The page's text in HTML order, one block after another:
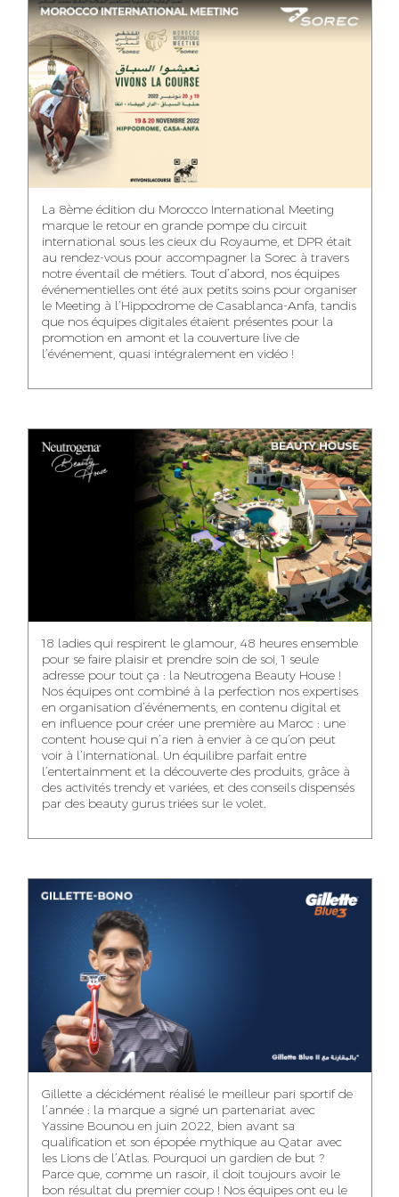
ASMAA MAZZI
ACCOUNT
DIRECTOR
TAHA EL BEIDORI
ART DIRECTOR
FINANCIAL
MANAGER
ACCOUNT
MANAGER
BOUDAR
ART DIRECTOR
FATIMA ZAHRA
DEBBAGH
ACCOUNT
MOHAMED
HARRATIA
DIGITAL MANAGER
NABILA SAMOUN
MEDIA ANALYST
GHITA EL ARABI
EZZAKI SALMA
ACCOUNT
MANAGER
ANASS ELRHAZI
EDITORIAL
MANAGER AND
CONTENT
YAHYA LOULIDI
MEDIA RELATIONS
MANAGER
NIAMA EL YOSSRI
DIGITAL MANAGER
WA-IL ZRYOUIL
PUBLIC RELATIONS
CONSULTANT
NOUREDDINE
SAMADI
ART DIRECTOR
MOHAMED
LEHMOUM
ART DIRECTOR
MEHDI ZERRAD
MANAGER
CHAIMAA
DIGITAL MANAGER
IDMOUSSA SAFAA
PUBLIC RELATIONS
CONSULTANT
NOUHAILA DIKER
IMANE LACHGUER
EXECUTIVE
DOUNIA SADOUK
ACCOUNTANT
OUSSAMA
BENHAMOU
GRAPHIC
DESIGNER
La 8ème édition du Morocco International Meeting
marque le retour en grande pompe du circuit
international sous les cieux du Royaume, et DPR était
au rendez-vous pour accompagner la Sorec à travers
notre éventail de métiers. Tout d’abord, nos équipes
événementielles ont été aux petits soins pour organiser
le Meeting à l’Hippodrome de Casablanca-Anfa, tandis
que nos équipes digitales étaient présentes pour la
promotion en amont et la couverture live de
l’événement, quasi intégralement en vidéo !
18 ladies qui respirent le glamour, 48 heures ensemble
pour se faire plaisir et prendre soin de soi, 1 seule
adresse pour tout ça : la Neutrogena Beauty House !
Nos équipes ont combiné à la perfection nos expertises
en organisation d’événements, en contenu digital et
en influence pour créer une première au Maroc : une
content house qui n’a rien à envier à ce qu’on peut
voir à l’international. Un équilibre parfait entre
l’entertainment et la découverte des produits, grâce à
des activités trendy et variées, et des conseils dispensés
par des beauty gurus triées sur le volet.
Gillette a décidément réalisé le meilleur pari sportif de
l’année : la marque a signé un partenariat avec
Yassine Bounou en juin 2022, bien avant sa
qualification et son épopée mythique au Qatar avec
les Lions de l’Atlas. Pourquoi un gardien de but ?
Parce que, comme un rasoir, il doit toujours avoir le
bon résultat du premier coup ! Nos équipes ont eu le